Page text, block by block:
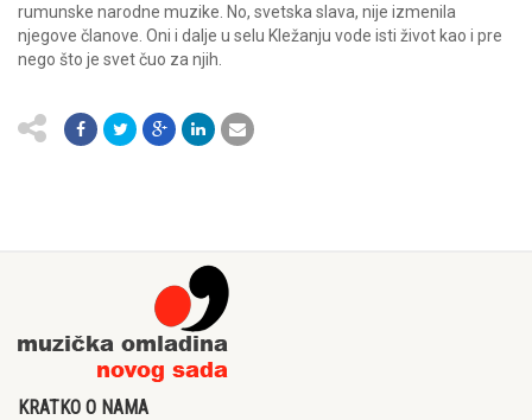
rumunske narodne muzike. No, svetska slava, nije izmenila
njegove članove. Oni i dalje u selu Kležanju vode isti život kao i pre
nego što je svet čuo za njih.
KRATKO O NAMA